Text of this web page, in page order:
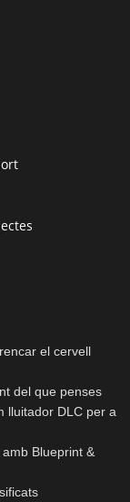
el cervell
del que penses
lluitador DLC per a
Blueprint &